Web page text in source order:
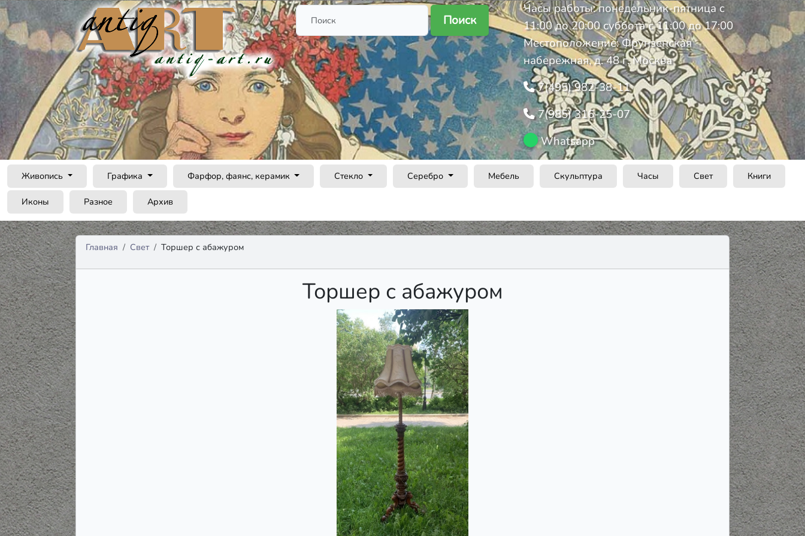
Поиск
Часы работы: понедельник-пятница с
11:00 до 20:00 суббота с 11:00 до 17:00
Местоположение: Фрунзенская
набережная, д. 48 г. Москва
7(495) 982-38-11
7(985) 316-25-07
Whatsapp
Живопись Графика Фарфор, фаянс, керамик Стекло Серебро Мебель Скульптура Часы Свет Книги
Иконы Разное Архив
Главная Свет Торшер с абажуром
Торшер с абажуром